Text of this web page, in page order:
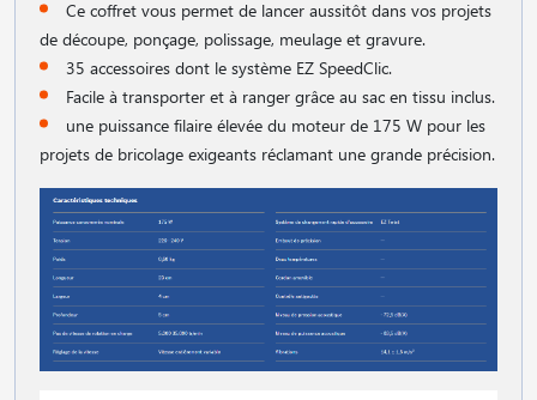
Ce coffret vous permet de lancer aussitôt dans vos projets
de découpe, ponçage, polissage, meulage et gravure.
35 accessoires dont le système EZ SpeedClic.
Facile à transporter et à ranger grâce au sac en tissu inclus.
une puissance filaire élevée du moteur de 175 W pour les
projets de bricolage exigeants réclamant une grande précision.